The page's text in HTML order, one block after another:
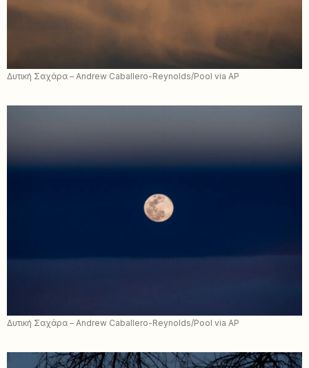
Δυτική Σαχάρα – Andrew Caballero-Reynolds/Pool via AP
Δυτική Σαχάρα – Andrew Caballero-Reynolds/Pool via AP